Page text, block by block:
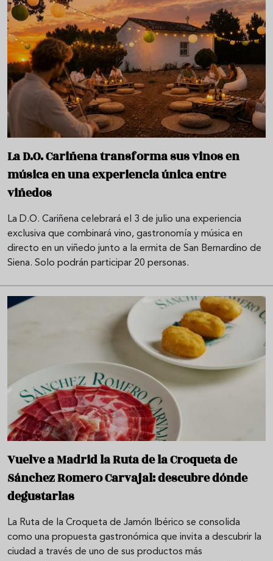
La D.O. Cariñena transforma sus vinos en
música en una experiencia única entre
viñedos
La D.O. Cariñena celebrará el 3 de julio una experiencia
exclusiva que combinará vino, gastronomía y música en
directo en un viñedo junto a la ermita de San Bernardino de
Siena. Solo podrán participar 20 personas.
Vuelve a Madrid la Ruta de la Croqueta de
Sánchez Romero Carvajal: descubre dónde
degustarlas
La Ruta de la Croqueta de Jamón Ibérico se consolida
como una propuesta gastronómica que invita a descubrir la
ciudad a través de uno de sus productos más